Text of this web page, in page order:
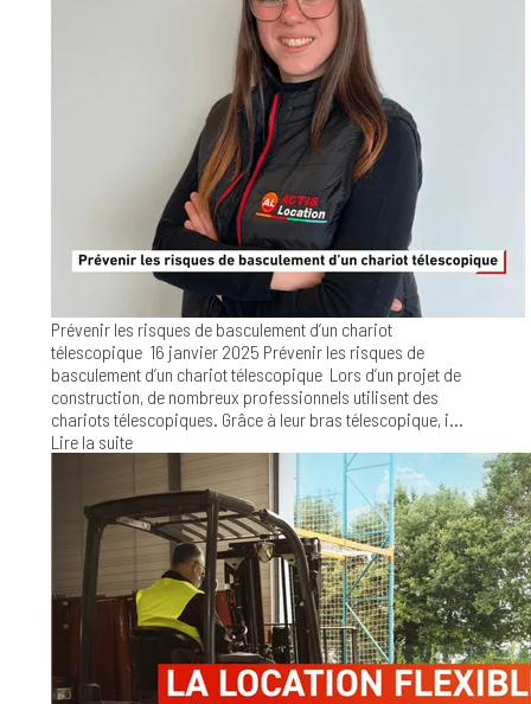
Prévenir les risques de basculement d’un chariot
télescopique 16 janvier 2025 Prévenir les risques de
basculement d’un chariot télescopique Lors d’un projet de
construction, de nombreux professionnels utilisent des
chariots télescopiques. Grâce à leur bras télescopique, i...
Lire la suite